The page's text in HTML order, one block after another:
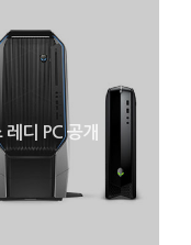
디 PC 공개